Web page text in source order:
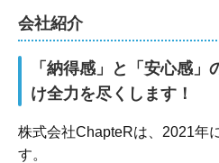
会社紹介
「納得感」と「安心感
け全力を尽くします！
株式会社ChapteRは、2021年
す。